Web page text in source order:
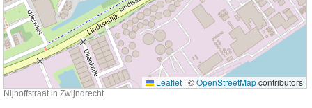
Leaflet | ©OpenStreetMapcontributors
Nijhoffstraat in Zwijndrecht